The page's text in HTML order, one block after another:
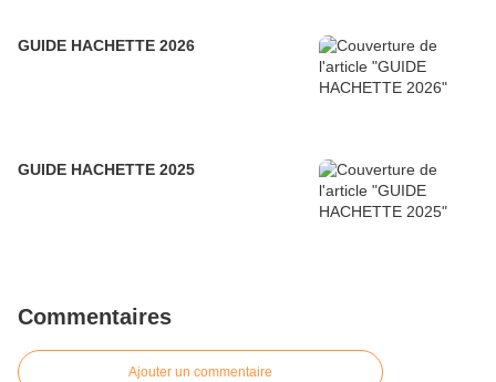
GUIDE HACHETTE 2026
GUIDE HACHETTE 2025
Commentaires
Ajouter un commentaire